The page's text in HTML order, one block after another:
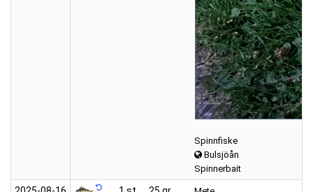
Spinnfiske
Bulsjöån
Spinnerbait